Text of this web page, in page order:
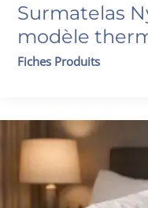
Surmatelas
modèle
Fiches Produits